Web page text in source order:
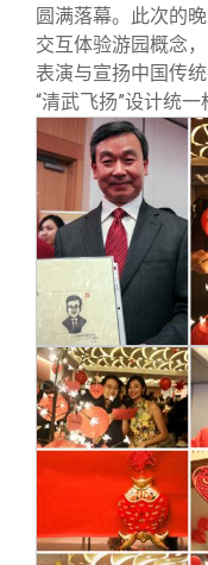
圆满落幕。此次的
交互体验游园概念
表演与宣扬中国传
“清武飞扬”设计统